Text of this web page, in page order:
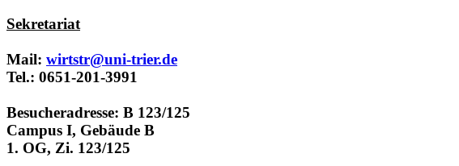
Sekretariat
Mail: wirtstr@uni-trier.de
Tel.: 0651-201-3991
Besucheradresse: B 123/125
Campus I, Gebäude B
1. OG, Zi. 123/125